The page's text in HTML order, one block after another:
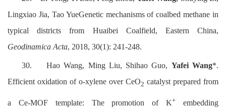
Lingxiao Jia, Tao YueGenetic mechanisms of coalbed methane in
typical districts from Huaibei Coalfield, Eastern China,
Geodinamica Acta, 2018, 30(1): 241-248.
30. Hao Wang, Ming Liu, Shihao Guo, Yafei Wang*.
Efficient oxidation of o-xylene over CeO2 catalyst prepared from
a Ce-MOF template: The promotion of K+ embedding